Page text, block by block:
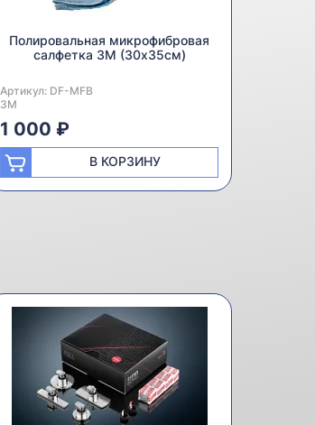
Полировальная микрофибровая
салфетка 3M (30х35см)
Артикул: DF-MFB
Производитель:
3M
1 000 ₽
В КОРЗИНУ